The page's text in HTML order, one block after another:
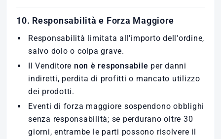
10. Responsabilità e Forza Maggiore
Responsabilità limitata all'importo dell'ordine,
salvo dolo o colpa grave.
Il Venditore non è responsabile per danni
indiretti, perdita di profitti o mancato utilizzo
dei prodotti.
Eventi di forza maggiore sospendono obblighi
senza responsabilità; se perdurano oltre 30
giorni, entrambe le parti possono risolvere il